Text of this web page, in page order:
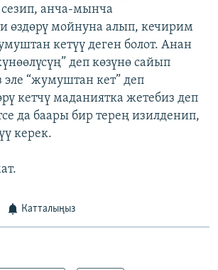
анча-мынча
өздөрү мойнуна алып, кечирим
кетүү деген болот. Анан
деп көзүнө сайып
эле “жумуштан кет” деп
кетчү маданиятка жетебиз деп
да баары бир терең изилденип,
керек.
Катталыңыз